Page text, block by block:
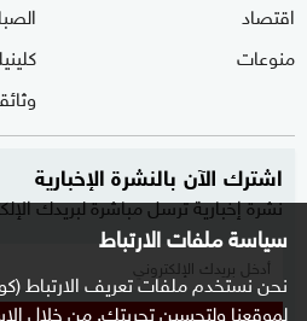
سياسة ملفات الارتباط
نحن نستخدم ملفات تعريف الارتباط
لموقعنا ولتحسين تجربتك. من خلال
اقتصاد
منوعات
اشترك الآن بالنشرة الإخبارية
نشرة إخبارية ترسل مباشرة لبريدك